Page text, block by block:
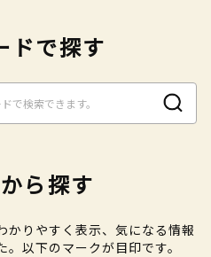
ドで探す
ら探す
かりやすく表示、気になる情報
以下のマークが目印です。